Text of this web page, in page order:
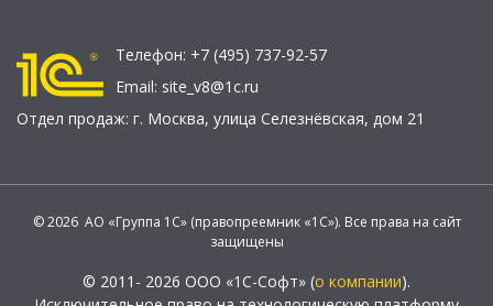
Телефон: +7 (495) 737-92-57
Email: site_v8@1c.ru
Отдел продаж: г. Москва, улица Селезнёвская, дом 21
© 2026 АО «Группа 1С» (правопреемник «1С»). Все права на сайт
защищены
© 2011- 2026 ООО «1С-Софт» (о компании).